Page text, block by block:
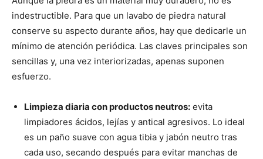
indestructible. Para que un lavabo de piedra natural
conserve su aspecto durante años, hay que dedicarle un
mínimo de atención periódica. Las claves principales son
sencillas y, una vez interiorizadas, apenas suponen
esfuerzo.
Limpieza diaria con productos neutros: evita
limpiadores ácidos, lejías y antical agresivos. Lo ideal
es un paño suave con agua tibia y jabón neutro tras
cada uso, secando después para evitar manchas de